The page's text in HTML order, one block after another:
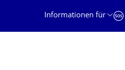
Informationen für